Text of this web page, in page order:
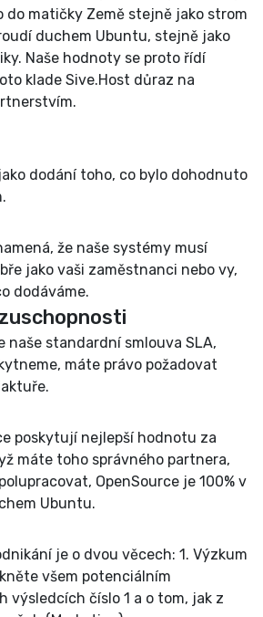
do matičky Země stejně jako strom
duchem Ubuntu, stejně jako
Naše hodnoty se proto řídí
klade Sive.Host důraz na
.
dodání toho, co bylo dohodnuto
že naše systémy musí
jako vaši zaměstnanci nebo vy,
dodáváme.
naše standardní smlouva SLA,
máte právo požadovat
poskytují nejlepší hodnotu za
máte toho správného partnera,
OpenSource je 100% v
Ubuntu.
je o dvou věcech: 1. Výzkum
všem potenciálním
výsledcích číslo 1 a o tom, jak z